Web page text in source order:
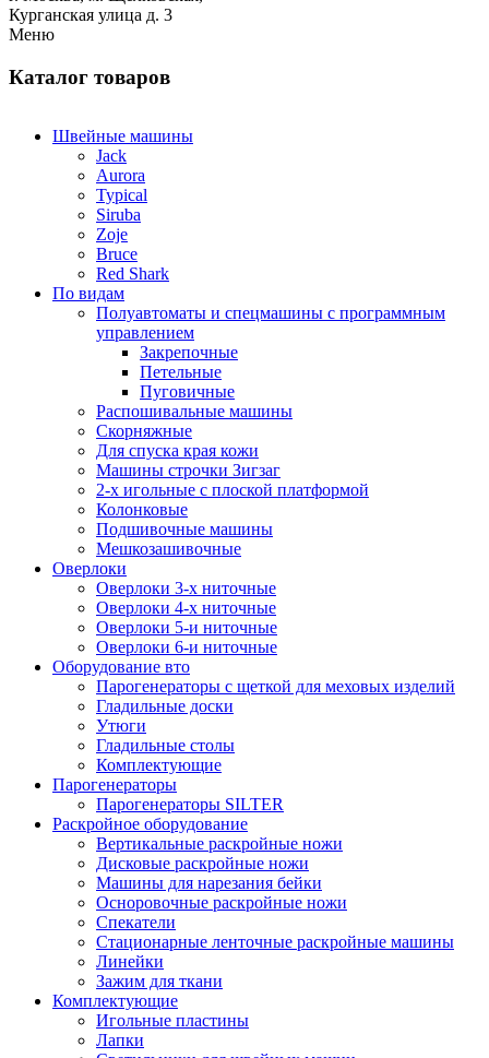
Курганская улица д. 3
Меню
Каталог товаров
Швейные машины
Jack
Aurora
Typical
Siruba
Zoje
Bruce
Red Shark
По видам
Полуавтоматы и спецмашины с программным
управлением
Закрепочные
Петельные
Пуговичные
Распошивальные машины
Скорняжные
Для спуска края кожи
Машины строчки Зигзаг
2-х игольные с плоской платформой
Колонковые
Подшивочные машины
Мешкозашивочные
Оверлоки
Оверлоки 3-х ниточные
Оверлоки 4-х ниточные
Оверлоки 5-и ниточные
Оверлоки 6-и ниточные
Оборудование вто
Парогенераторы с щеткой для меховых изделий
Гладильные доски
Утюги
Гладильные столы
Комплектующие
Парогенераторы
Парогенераторы SILTER
Раскройное оборудование
Вертикальные раскройные ножи
Дисковые раскройные ножи
Машины для нарезания бейки
Осноровочные раскройные ножи
Спекатели
Стационарные ленточные раскройные машины
Линейки
Зажим для ткани
Комплектующие
Игольные пластины
Лапки